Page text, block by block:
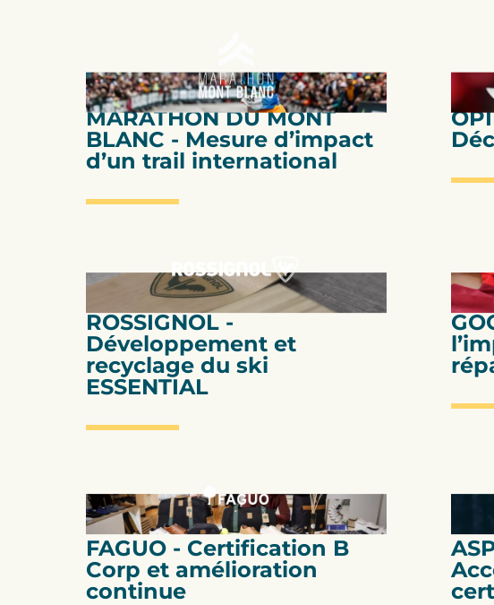
Diagnostic d'impact
MARATHON DU MONT
BLANC - Mesure d’impact
d’un trail international
ROSSIGNOL -
Développement et
recyclage du ski
ESSENTIAL
ACV
Certification B Corp
FAGUO - Certification B
Corp et amélioration
continue